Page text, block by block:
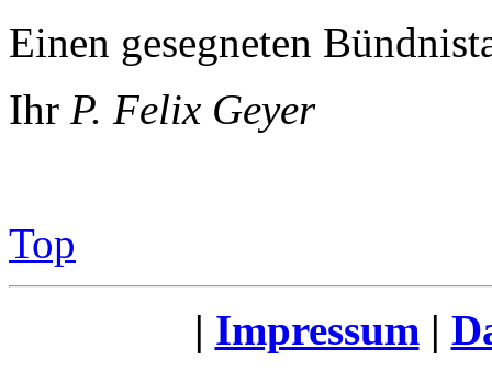
Einen gesegneten
Ihr P. Felix Geyer
Top
| Impressum |